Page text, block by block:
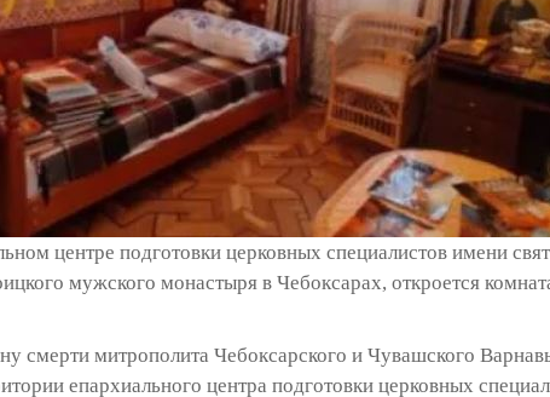
центре подготовки церковных специалистов имени
мужского монастыря в Чебоксарах, откроется
смерти митрополита Чебоксарского и Чувашского
епархиального центра подготовки церковных